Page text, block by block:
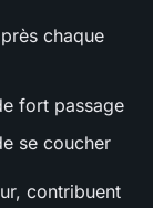
chaque
fort passage
se coucher
contribuent